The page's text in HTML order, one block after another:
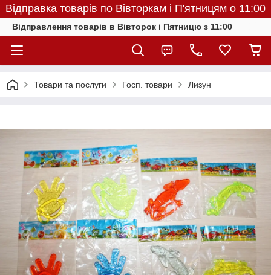
Відправка товарів по Вівторкам і П'ятницям о 11:00
Відправлення товарів в Вівторок і Пятницю з 11:00
Товари та послуги Госп. товари Лизун